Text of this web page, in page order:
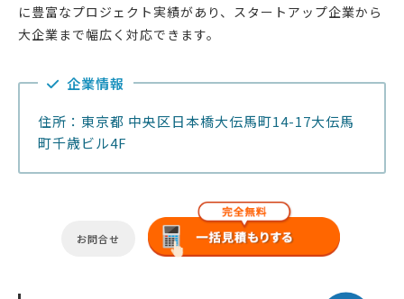
に豊富なプロジェクト実績があり、スタートアップ企業から
大企業まで幅広く対応できます。
企業情報
住所：東京都 中央区日本橋大伝馬町14-17大伝馬
町千歳ビル4F
お問合せ